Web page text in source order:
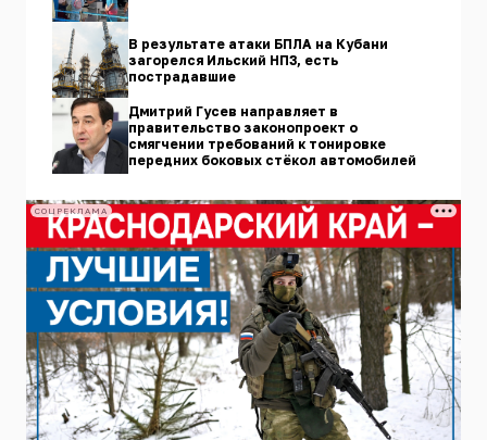
В результате атаки БПЛА на Кубани
загорелся Ильский НПЗ, есть
пострадавшие
Дмитрий Гусев направляет в
правительство законопроект о
смягчении требований к тонировке
передних боковых стёкол автомобилей
СОЦРЕКЛАМА